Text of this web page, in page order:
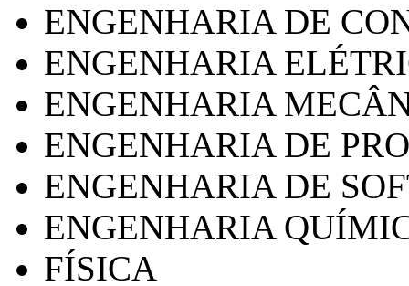
ENGENHARIA DE
ENGENHARIA
ENGENHARIA
ENGENHARIA DE
ENGENHARIA DE
ENGENHARIA
FÍSICA